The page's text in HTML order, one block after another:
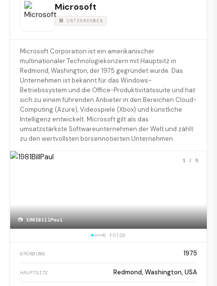
Microsoft
🏢 UNTERNEHMEN
Microsoft Corporation ist ein amerikanischer
multinationaler Technologiekonzern mit Hauptsitz in
Redmond, Washington, der 1975 gegründet wurde. Das
Unternehmen ist bekannt für das Windows-
Betriebssystem und die Office-Produktivitätssuite und hat
sich zu einem führenden Anbieter in den Bereichen Cloud-
Computing (Azure), Videospiele (Xbox) und künstliche
Intelligenz entwickelt. Microsoft gilt als das
umsatzstärkste Softwareunternehmen der Welt und zählt
zu den wertvollsten börsennotierten Unternehmen.
📷1981BillPaul
1 / 5
5 FOTOS
GRÜNDUNG 1975
HAUPTSITZ Redmond, Washington, USA